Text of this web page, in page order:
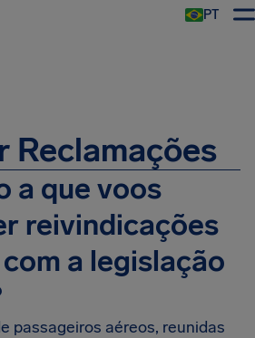
PT
Reclamações
a que voos
reivindicações
a legislação
passageiros aéreos, reunidas